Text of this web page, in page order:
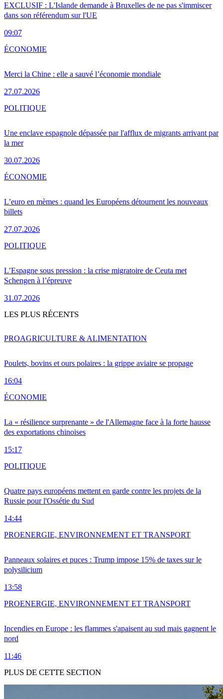
EXCLUSIF : L'Islande demande à Bruxelles de ne pas s'immiscer
dans son référendum sur l'UE
09:07
Merci la Chine : elle a sauvé l’économie mondiale
27.07.2026
ÉCONOMIE
Une enclave espagnole dépassée par l'afflux de migrants arrivant par
la mer
30.07.2026
POLITIQUE
L’euro en mèmes : quand les Européens détournent les nouveaux
billets
27.07.2026
ÉCONOMIE
L’Espagne sous pression : la crise migratoire de Ceuta met
Schengen à l’épreuve
31.07.2026
POLITIQUE
LES PLUS RÉCENTS
Poulets, bovins et ours polaires : la grippe aviaire se propage
16:04
PROAGRICULTURE & ALIMENTATION
La « résilience surprenante » de l'Allemagne face à la forte hausse
des exportations chinoises
15:17
ÉCONOMIE
Quatre pays européens mettent en garde contre les projets de la
Russie pour l'Ossétie du Sud
14:44
POLITIQUE
Panneaux solaires et puces : Trump impose 15% de taxes sur le
polysilicium
13:58
PROENERGIE, ENVIRONNEMENT ET TRANSPORT
Incendies en Europe : les flammes s'apaisent au sud mais gagnent le
nord
11:46
PROENERGIE, ENVIRONNEMENT ET TRANSPORT
PLUS DE CETTE SECTION